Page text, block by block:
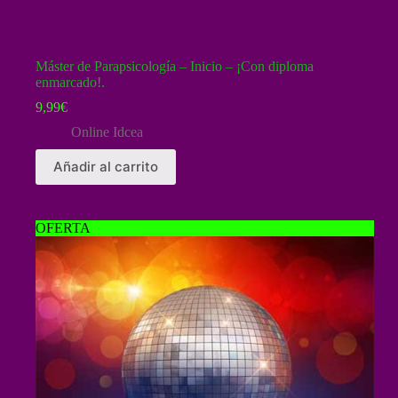
Máster de Parapsicología – Inicio – ¡Con diploma
enmarcado!.
9,99€
Online Idcea
Añadir al carrito
OFERTA